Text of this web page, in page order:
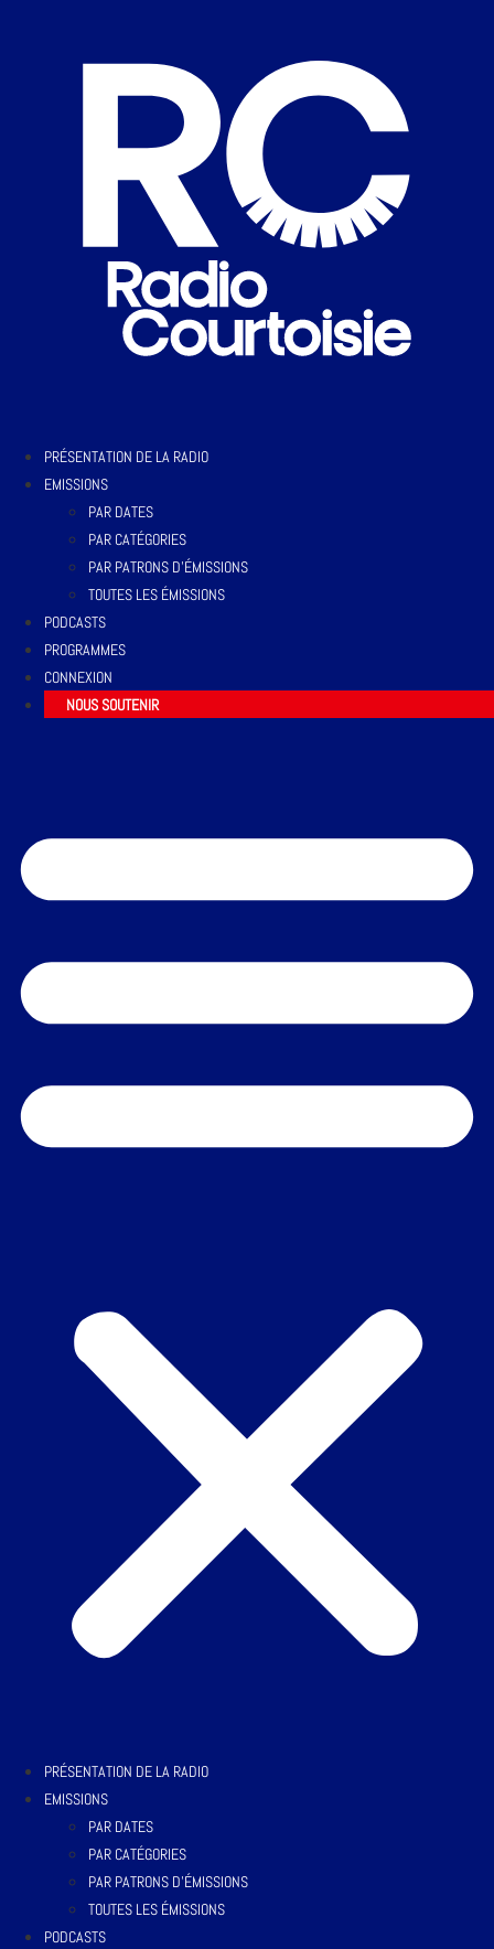
PRÉSENTATION DE LA RADIO
EMISSIONS
PAR DATES
PAR CATÉGORIES
PAR PATRONS D’ÉMISSIONS
TOUTES LES ÉMISSIONS
PODCASTS
PROGRAMMES
CONNEXION
NOUS SOUTENIR
PRÉSENTATION DE LA RADIO
EMISSIONS
PAR DATES
PAR CATÉGORIES
PAR PATRONS D’ÉMISSIONS
TOUTES LES ÉMISSIONS
PODCASTS